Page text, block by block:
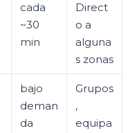
cada
~30
min
Direct
o a
alguna
s zonas
bajo
deman
da
Grupos
,
equipa